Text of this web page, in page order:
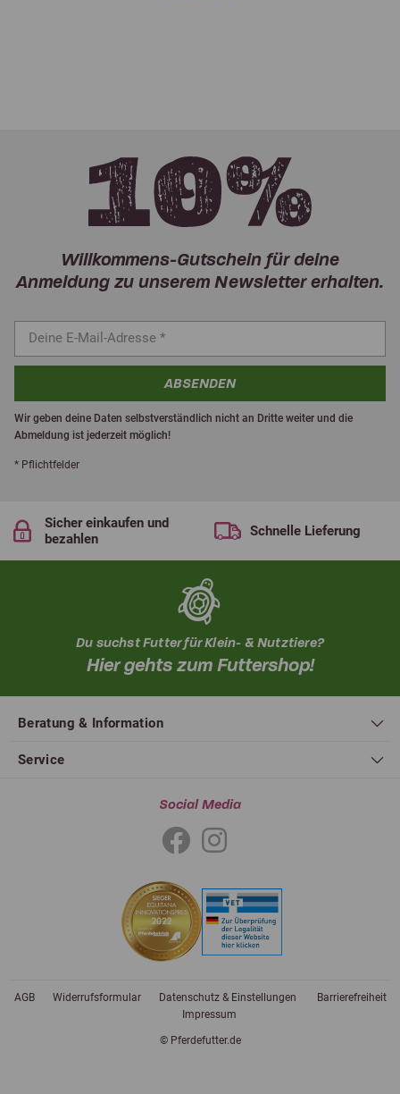
Willkommens-Gutschein für deine
Anmeldung zu unserem Newsletter erhalten.
ABSENDEN
Wir geben deine Daten selbstverständlich nicht an Dritte weiter und die
Abmeldung ist jederzeit möglich!
* Pflichtfelder
Sicher einkaufen und
bezahlen
Schnelle Lieferung
Du suchst Futter für Klein- & Nutztiere?
Hier gehts zum Futtershop!
Beratung & Information
Service
Social Media
© Pferdefutter.de
AGB Widerrufsformular Datenschutz & Einstellungen
Barrierefreiheit
Impressum